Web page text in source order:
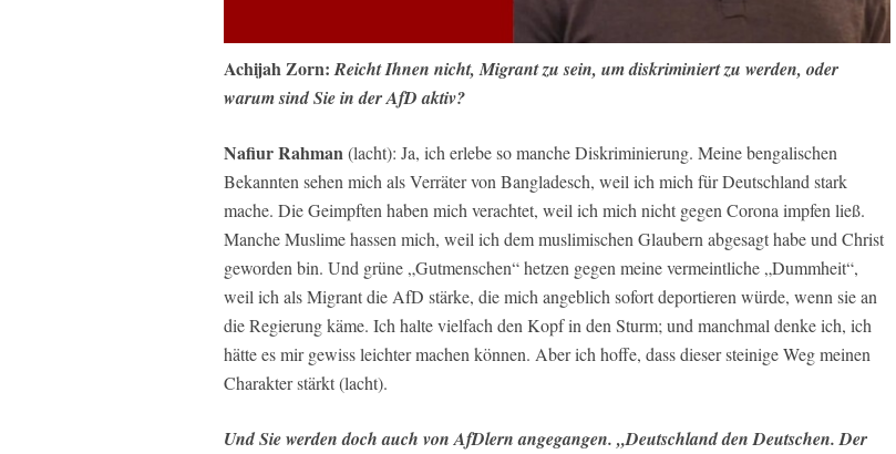
Achijah Zorn:Reicht Ihnen nicht, Migrant zu sein, um diskriminiert zu werden, oder
warum sind Sie in der AfD aktiv?
Nafiur Rahman(lacht): Ja, ich erlebe so manche Diskriminierung. Meine bengalischen
Bekannten sehen mich als Verräter von Bangladesch, weil ich mich für Deutschland stark
mache. Die Geimpften haben mich verachtet, weil ich mich nicht gegen Corona impfen ließ.
Manche Muslime hassen mich, weil ich dem muslimischen Glaubern abgesagt habe und Christ
geworden bin. Und grüne „Gutmenschen“ hetzen gegen meine vermeintliche „Dummheit“,
weil ich als Migrant die AfD stärke, die mich angeblich sofort deportieren würde, wenn sie an
die Regierung käme. Ich halte vielfach den Kopf in den Sturm; und manchmal denke ich, ich
hätte es mir gewiss leichter machen können. Aber ich hoffe, dass dieser steinige Weg meinen
Charakter stärkt (lacht).
Und Sie werden doch auch von AfDlern angegangen. „Deutschland den Deutschen. Der